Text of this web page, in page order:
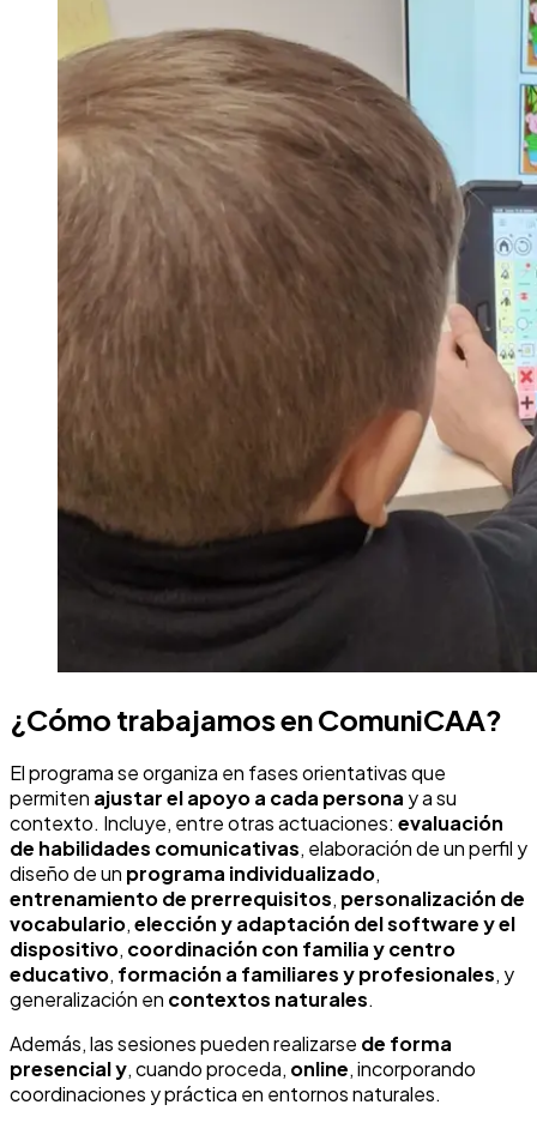
¿Cómo trabajamos en ComuniCAA?
El programa se organiza en fases orientativas que
permiten ajustar el apoyo a cada persona y a su
contexto. Incluye, entre otras actuaciones: evaluación
de habilidades comunicativas, elaboración de un perfil y
diseño de un programa individualizado,
entrenamiento de prerrequisitos, personalización de
vocabulario,elección y adaptación del software y el
dispositivo, coordinación con familia y centro
educativo, formación a familiares y profesionales, y
generalización en contextos naturales.
Además, las sesiones pueden realizarse de forma
presencial y, cuando proceda, online, incorporando
coordinaciones y práctica en entornos naturales.